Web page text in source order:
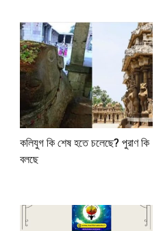
কলিযুগ কি শেষ হতে চলেছে? পুরাণ কি
বলছে